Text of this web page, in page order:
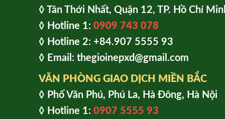
◊ Tân Thới Nhất, Quận 12, TP. Hồ Chí
◊ Hotline 1: 0909 743 078
◊ Hotline 2: +84.907 5555 93
◊ Email: thegioinepxd@gmail.com
VĂN PHÒNG GIAO DỊCH MIỀN BẮC
◊ Phố Văn Phú, Phú La, Hà Đông, Hà Nội
◊ Hotline 1: 0907 5555 93